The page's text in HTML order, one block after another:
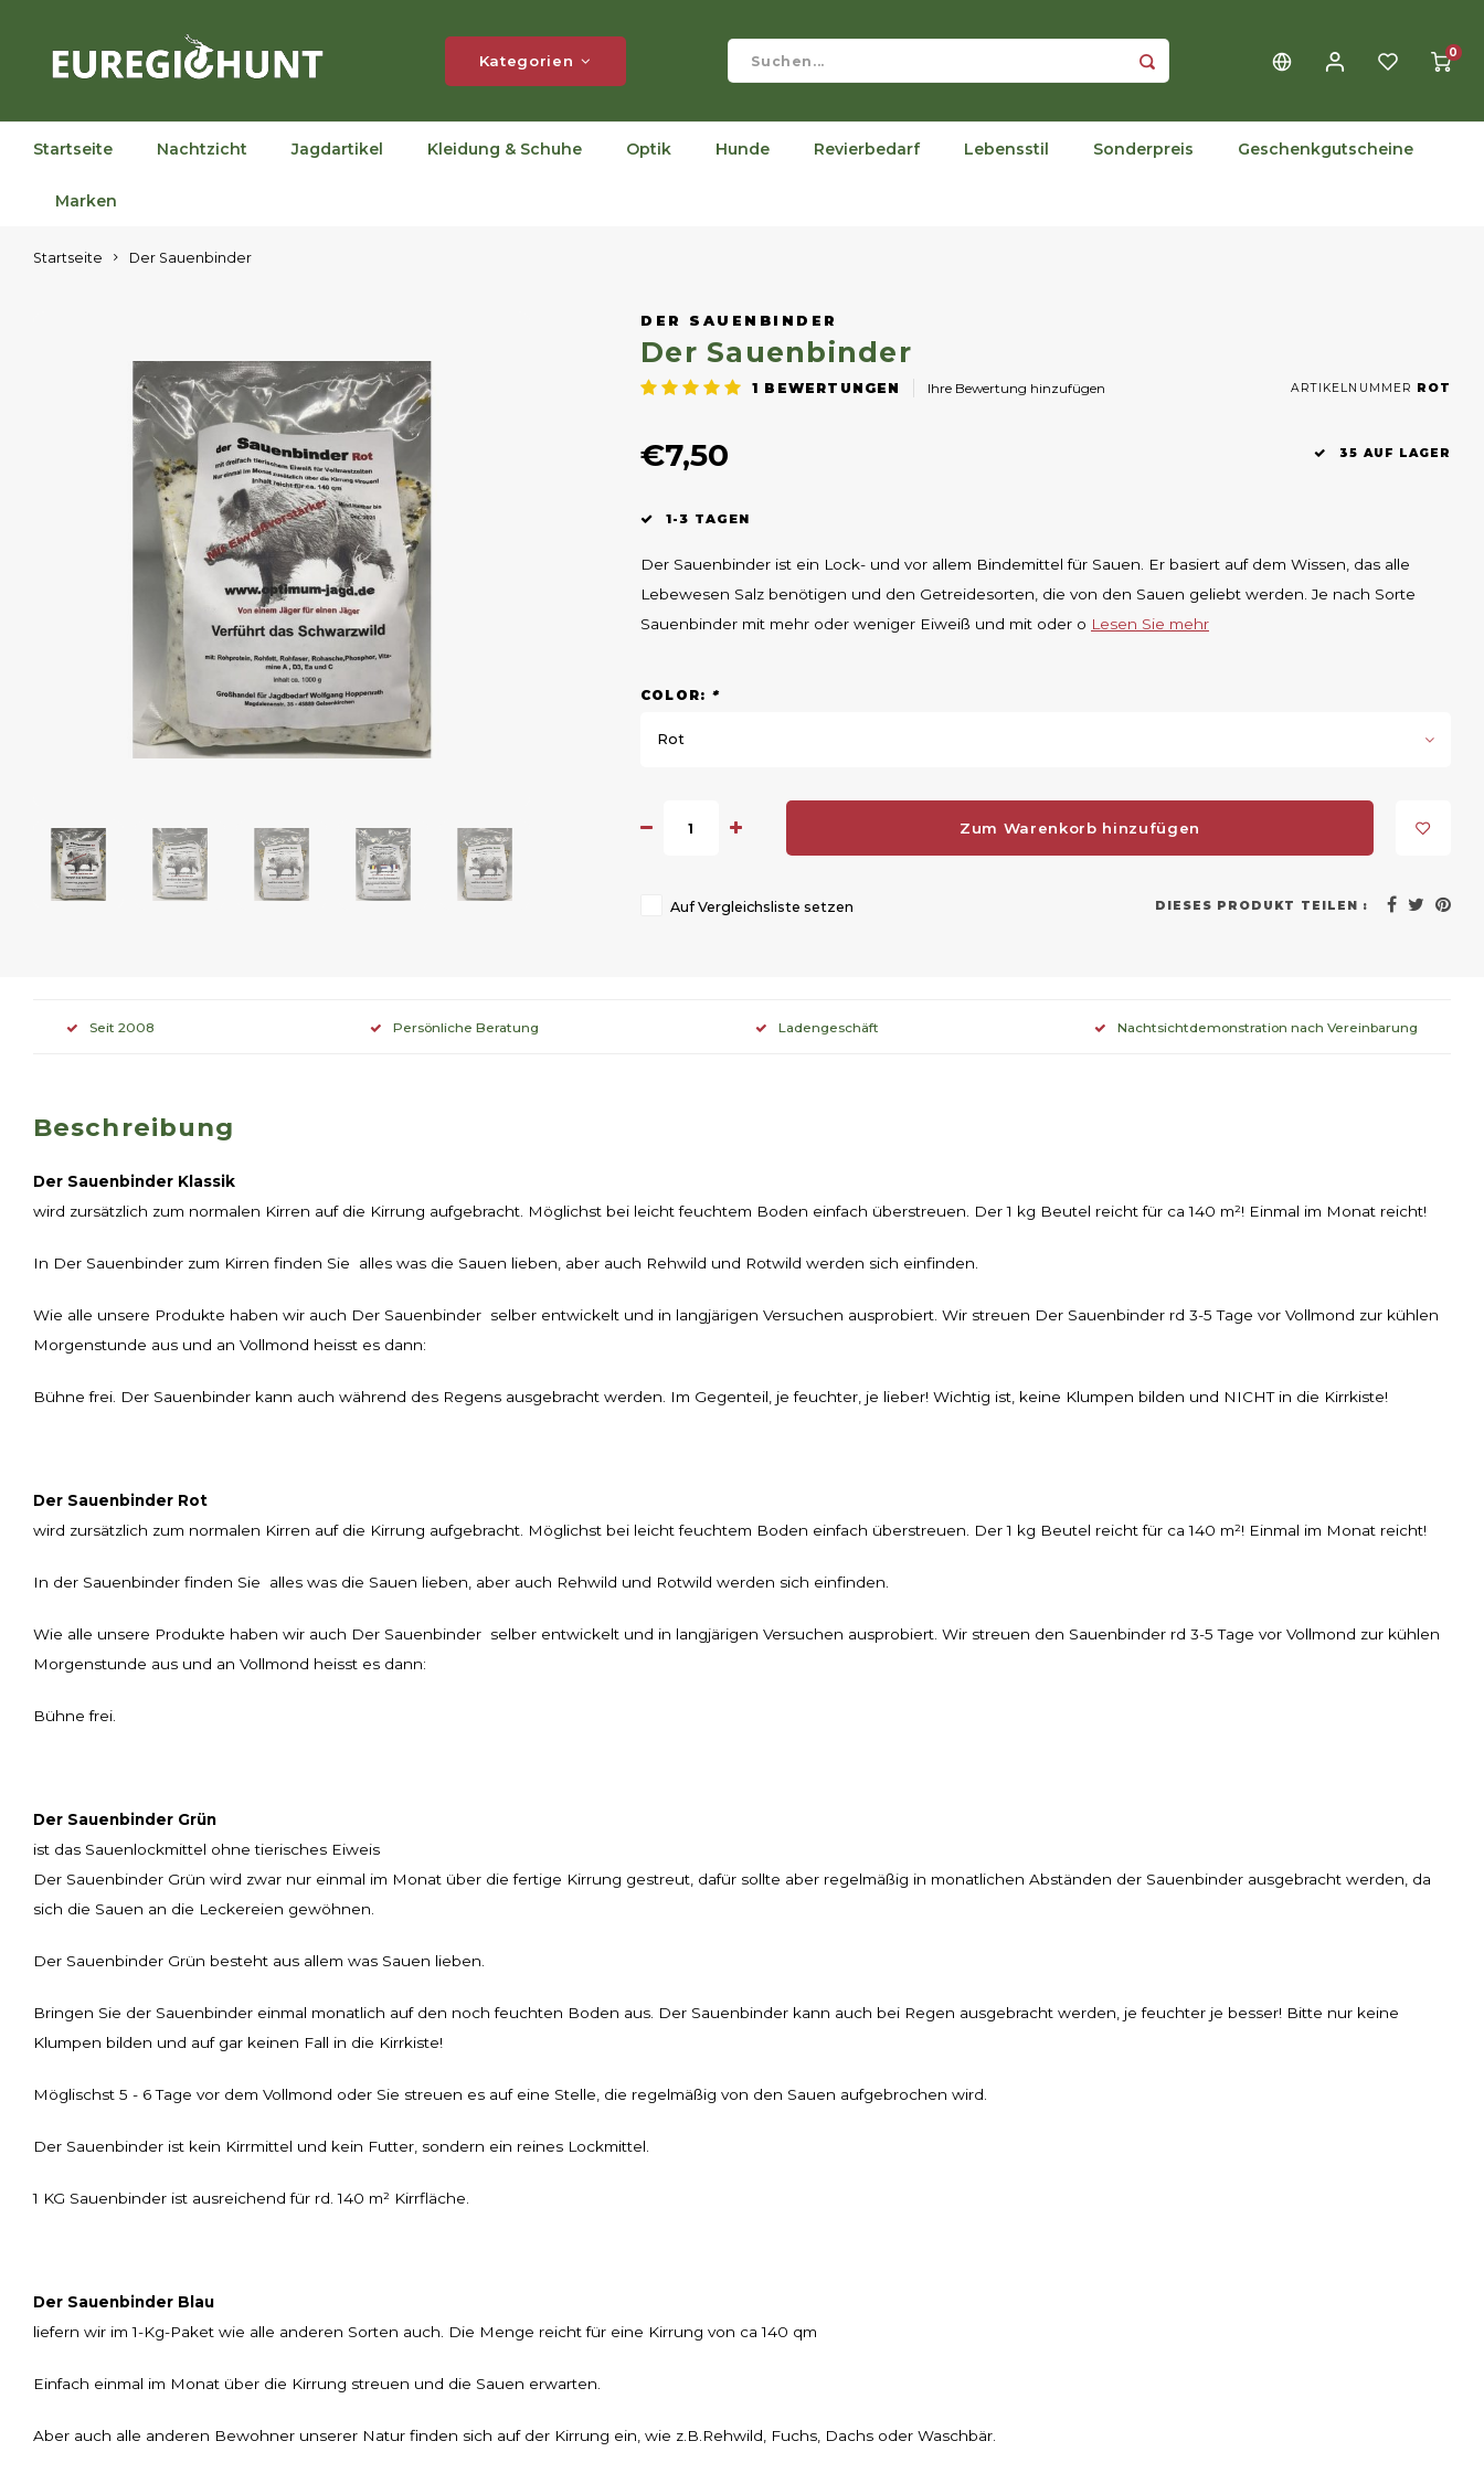
Kategorien 0
Startseite Nachtzicht Jagdartikel Kleidung & Schuhe Optik Hunde Revierbedarf Lebensstil Sonderpreis Geschenkgutscheine
Marken
Startseite Der Sauenbinder
DER SAUENBINDER
Der Sauenbinder
1 BEWERTUNGEN Ihre Bewertung hinzufügen ARTIKELNUMMER ROT
€7,50 35 AUF LAGER
1-3 TAGEN
Der Sauenbinder ist ein Lock- und vor allem Bindemittel für Sauen. Er basiert auf dem Wissen, das alle
Lebewesen Salz benötigen und den Getreidesorten, die von den Sauen geliebt werden. Je nach Sorte
Sauenbinder mit mehr oder weniger Eiweiß und mit oder o Lesen Sie mehr
COLOR: *
Rot
Zum Warenkorb hinzufügen
Auf Vergleichsliste setzen DIESES PRODUKT TEILEN :
Seit 2008 Persönliche Beratung Ladengeschäft Nachtsichtdemonstration nach Vereinbarung
Beschreibung
Der Sauenbinder Klassik
wird zursätzlich zum normalen Kirren auf die Kirrung aufgebracht. Möglichst bei leicht feuchtem Boden einfach überstreuen. Der 1 kg Beutel reicht für ca 140 m²! Einmal im Monat reicht!
In Der Sauenbinder zum Kirren finden Sie alles was die Sauen lieben, aber auch Rehwild und Rotwild werden sich einfinden.
Wie alle unsere Produkte haben wir auch Der Sauenbinder selber entwickelt und in langjärigen Versuchen ausprobiert. Wir streuen Der Sauenbinder rd 3-5 Tage vor Vollmond zur kühlen
Morgenstunde aus und an Vollmond heisst es dann:
Bühne frei. Der Sauenbinder kann auch während des Regens ausgebracht werden. Im Gegenteil, je feuchter, je lieber! Wichtig ist, keine Klumpen bilden und NICHT in die Kirrkiste!
Der Sauenbinder Rot
wird zursätzlich zum normalen Kirren auf die Kirrung aufgebracht. Möglichst bei leicht feuchtem Boden einfach überstreuen. Der 1 kg Beutel reicht für ca 140 m²! Einmal im Monat reicht!
In der Sauenbinder finden Sie alles was die Sauen lieben, aber auch Rehwild und Rotwild werden sich einfinden.
Wie alle unsere Produkte haben wir auch Der Sauenbinder selber entwickelt und in langjärigen Versuchen ausprobiert. Wir streuen den Sauenbinder rd 3-5 Tage vor Vollmond zur kühlen
Morgenstunde aus und an Vollmond heisst es dann:
Bühne frei.
Der Sauenbinder Grün
ist das Sauenlockmittel ohne tierisches Eiweis
Der Sauenbinder Grün wird zwar nur einmal im Monat über die fertige Kirrung gestreut, dafür sollte aber regelmäßig in monatlichen Abständen der Sauenbinder ausgebracht werden, da
sich die Sauen an die Leckereien gewöhnen.
Der Sauenbinder Grün besteht aus allem was Sauen lieben.
Bringen Sie der Sauenbinder einmal monatlich auf den noch feuchten Boden aus. Der Sauenbinder kann auch bei Regen ausgebracht werden, je feuchter je besser! Bitte nur keine
Klumpen bilden und auf gar keinen Fall in die Kirrkiste!
Möglischst 5 - 6 Tage vor dem Vollmond oder Sie streuen es auf eine Stelle, die regelmäßig von den Sauen aufgebrochen wird.
Der Sauenbinder ist kein Kirrmittel und kein Futter, sondern ein reines Lockmittel.
1 KG Sauenbinder ist ausreichend für rd. 140 m² Kirrfläche.
Der Sauenbinder Blau
liefern wir im 1-Kg-Paket wie alle anderen Sorten auch. Die Menge reicht für eine Kirrung von ca 140 qm
Einfach einmal im Monat über die Kirrung streuen und die Sauen erwarten.
Aber auch alle anderen Bewohner unserer Natur finden sich auf der Kirrung ein, wie z.B.Rehwild, Fuchs, Dachs oder Waschbär.